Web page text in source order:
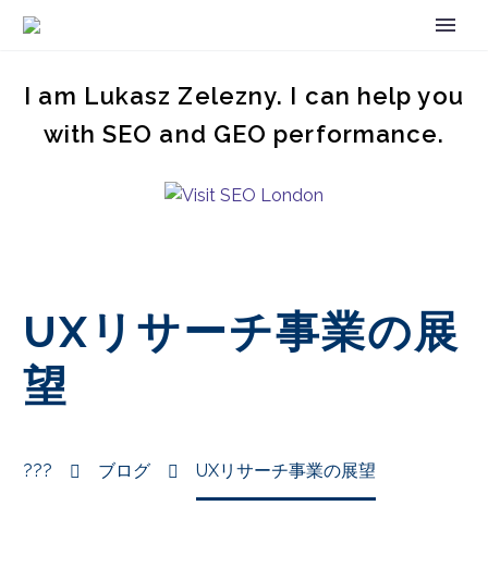
I am Lukasz Zelezny. I can help you
with SEO and GEO performance.
UXリサーチ事業の展
望
??? ブログ UXリサーチ事業の展望